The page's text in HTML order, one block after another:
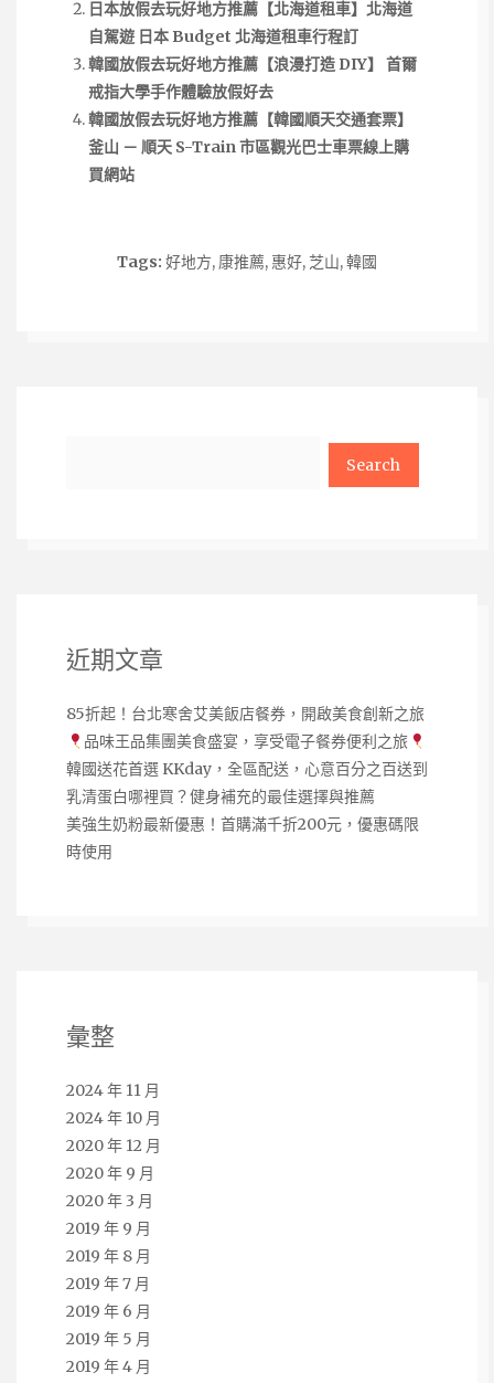
日本放假去玩好地方推薦【北海道租車】北海道
自駕遊 日本 Budget 北海道租車行程訂
韓國放假去玩好地方推薦【浪漫打造 DIY】 首爾
戒指大學手作體驗放假好去
韓國放假去玩好地方推薦【韓國順天交通套票】
釜山 － 順天 S-Train 市區觀光巴士車票線上購
買網站
Tags: 好地方, 康推薦, 惠好,芝山,韓國
近期文章
85折起！台北寒舍艾美飯店餐券，開啟美食創新之旅
品味王品集團美食盛宴，享受電子餐券便利之旅
韓國送花首選 KKday，全區配送，心意百分之百送到
乳清蛋白哪裡買？健身補充的最佳選擇與推薦
美強生奶粉最新優惠！首購滿千折200元，優惠碼限
時使用
彙整
2024 年 11 月
2024 年 10 月
2020 年 12 月
2020 年 9 月
2020 年 3 月
2019 年 9 月
2019 年 8 月
2019 年 7 月
2019 年 6 月
2019 年 5 月
2019 年 4 月